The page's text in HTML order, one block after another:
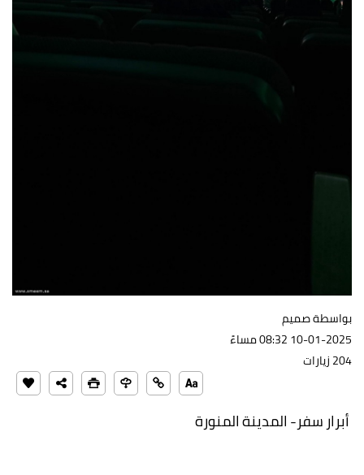
بواسطة صميم
10-01-2025 08:32 مساءً
204 زيارات
أبرار سفر- المدينة المنورة